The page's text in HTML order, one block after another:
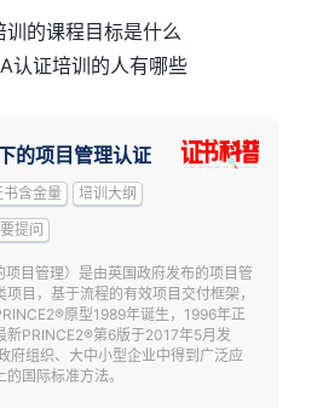
的课程目标是什么
认证培训的人有哪些
的项目管理认证
书含金量 培训大纲
提问
目管理）是由英国政府发布的项目管
目，基于流程的有效项目交付框架，
原型1989年诞生，1996年正
新PRINCE2®第6版于2017年5月发
府组织、大中小型企业中得到广泛应
国际标准方法。